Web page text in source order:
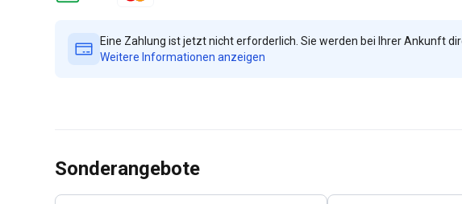
Eine Zahlung ist jetzt nicht erforderlich. Sie werden bei Ihrer Ankunft
Weitere Informationen anzeigen
Sonderangebote